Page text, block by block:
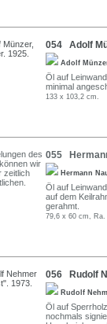
054 Adolf
Adolf
Öl auf
minimal
133 x 103,2 cm.
055
Hermann
Öl auf
auf dem
gerahmt.
79,6 x 60 cm,
056 Rudolf
Rudolf
Öl auf
nochmals